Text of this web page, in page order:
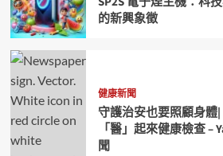
的新興象徵
健康新聞
守護治安也要照顧身體
「醫」起來健康檢查 –
聞